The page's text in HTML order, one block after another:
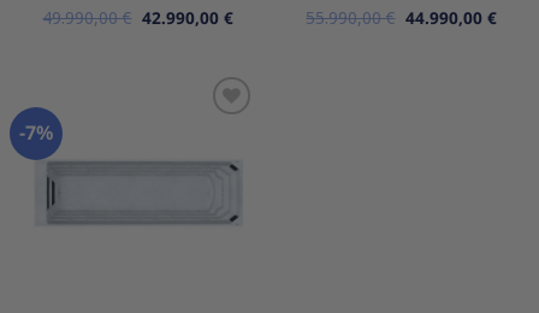
Note5 sur
49.990,00€ Le
prix
49.990,00 €.
42.990,00 €Le
prix
42.990,00 €.
Note5 sur
55.990,00€ Le
prix
44.990,00 €Le
prix
-7%
liste